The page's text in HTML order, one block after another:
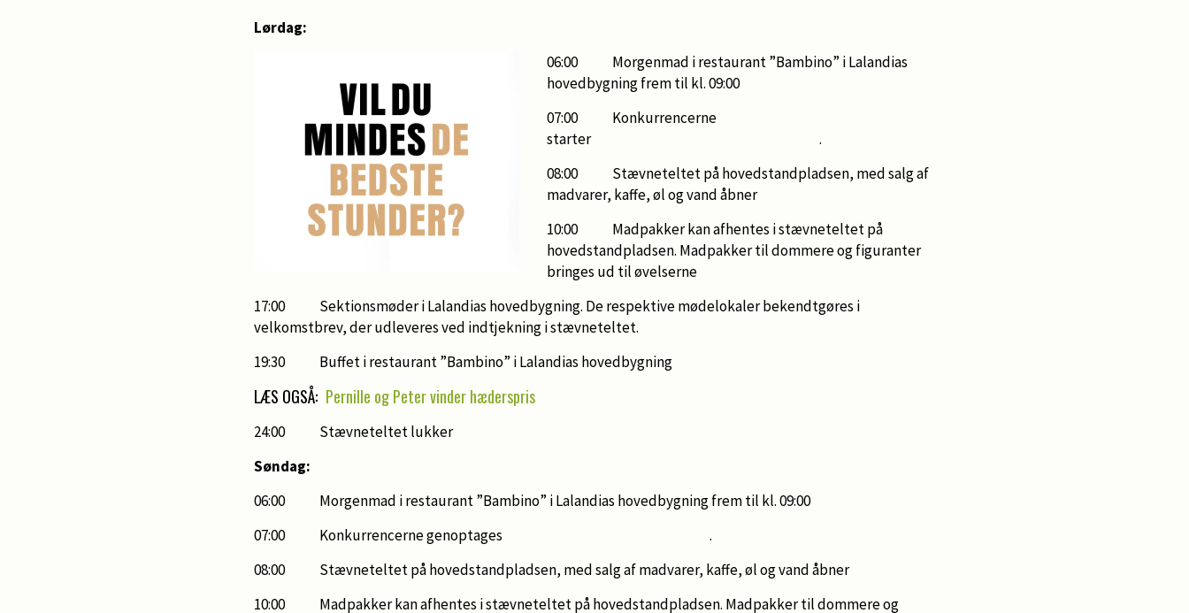
Lørdag:
06:00 Morgenmad i restaurant ”Bambino” i Lalandias
hovedbygning frem til kl. 09:00
07:00 Konkurrencerne
starter .
08:00 Stævneteltet på hovedstandpladsen, med salg af
madvarer, kaffe, øl og vand åbner
10:00 Madpakker kan afhentes i stævneteltet på
hovedstandpladsen. Madpakker til dommere og figuranter
bringes ud til øvelserne
17:00 Sektionsmøder i Lalandias hovedbygning. De respektive mødelokaler bekendtgøres i
velkomstbrev, der udleveres ved indtjekning i stævneteltet.
19:30 Buffet i restaurant ”Bambino” i Lalandias hovedbygning
LÆS OGSÅ: Pernille og Peter vinder hæderspris
24:00 Stævneteltet lukker
Søndag:
06:00 Morgenmad i restaurant ”Bambino” i Lalandias hovedbygning frem til kl. 09:00
07:00 Konkurrencerne genoptages .
08:00 Stævneteltet på hovedstandpladsen, med salg af madvarer, kaffe, øl og vand åbner
10:00 Madpakker kan afhentes i stævneteltet på hovedstandpladsen. Madpakker til dommere og